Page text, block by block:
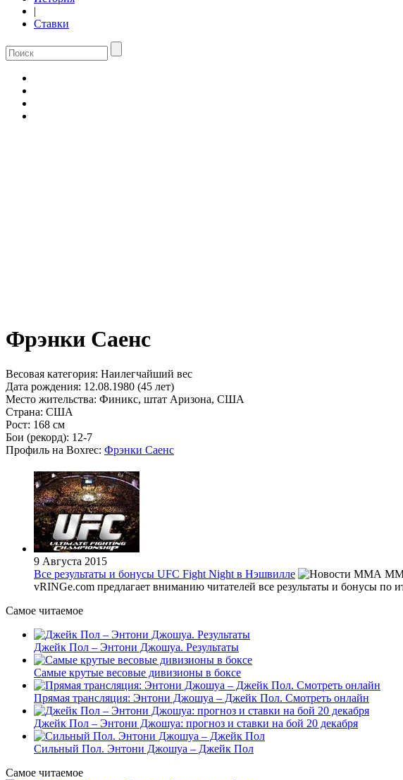
|
Ставки
Фрэнки Саенс
Весовая категория: Наилегчайший вес
Дата рождения: 12.08.1980 (45 лет)
Место жительства: Финикс, штат Аризона, США
Страна: США
Рост: 168 см
Бои (рекорд): 12-7
Профиль на Boxrec: Фрэнки Саенс
9 Августа 2015
Все результаты и бонусы UFC Fight Night в Нэшвилле
vRINGe.com предлагает вниманию читателей все результаты и бонусы
Самое читаемое
Джейк Пол – Энтони Джошуа. Результаты
Самые крутые весовые дивизионы в боксе
Прямая трансляция: Энтони Джошуа – Джейк Пол. Смотреть онлайн
Джейк Пол – Энтони Джошуа: прогноз и ставки на бой 20 декабря
Сильный Пол. Энтони Джошуа – Джейк Пол
Самое читаемое